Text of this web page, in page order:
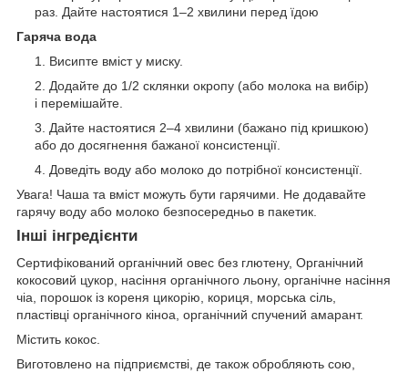
раз. Дайте настоятися 1–2 хвилини перед їдою
Гаряча вода
Висипте вміст у миску.
Додайте до 1/2 склянки окропу (або молока на вибір)
і перемішайте.
Дайте настоятися 2–4 хвилини (бажано під кришкою)
або до досягнення бажаної консистенції.
Доведіть воду або молоко до потрібної консистенції.
Увага! Чаша та вміст можуть бути гарячими. Не додавайте
гарячу воду або молоко безпосередньо в пакетик.
Інші інгредієнти
Сертифікований органічний овес без глютену, Органічний
кокосовий цукор, насіння органічного льону, органічне насіння
чіа, порошок із кореня цикорію, кориця, морська сіль,
пластівці органічного кіноа, органічний спучений амарант.
Містить кокос.
Виготовлено на підприємстві, де також обробляють сою,